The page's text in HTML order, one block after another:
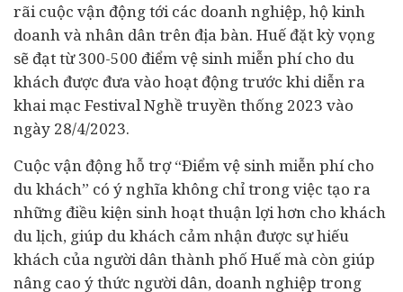
rãi cuộc vận động tới các doanh nghiệp, hộ kinh
doanh và nhân dân trên địa bàn. Huế đặt kỳ vọng
sẽ đạt từ 300-500 điểm vệ sinh miễn phí cho du
khách được đưa vào hoạt động trước khi diễn ra
khai mạc Festival Nghề truyền thống 2023 vào
ngày 28/4/2023.
Cuộc vận động hỗ trợ “Điểm vệ sinh miễn phí cho
du khách” có ý nghĩa không chỉ trong việc tạo ra
những điều kiện sinh hoạt thuận lợi hơn cho khách
du lịch, giúp du khách cảm nhận được sự hiếu
khách của người dân thành phố Huế mà còn giúp
nâng cao ý thức người dân, doanh nghiệp trong